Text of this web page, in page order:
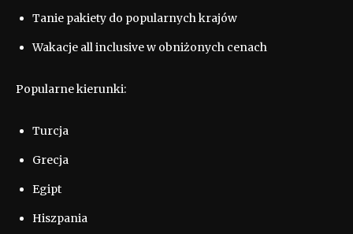
Tanie pakiety do popularnych krajów
Wakacje all inclusive w obniżonych cenach
Popularne kierunki:
Turcja
Grecja
Egipt
Hiszpania